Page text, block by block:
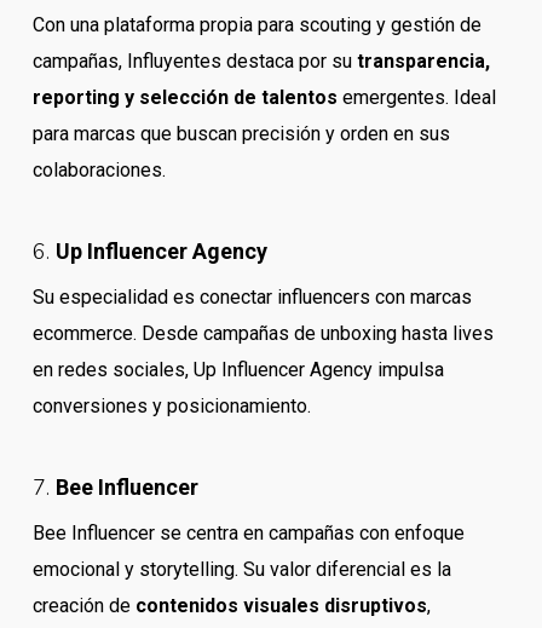
Con una plataforma propia para scouting y gestión de
campañas, Influyentes destaca por su transparencia,
reporting y selección de talentos emergentes. Ideal
para marcas que buscan precisión y orden en sus
colaboraciones.
6. Up Influencer Agency
Su especialidad es conectar influencers con marcas
ecommerce. Desde campañas de unboxing hasta lives
en redes sociales, Up Influencer Agency impulsa
conversiones y posicionamiento.
7. Bee Influencer
Bee Influencer se centra en campañas con enfoque
emocional y storytelling. Su valor diferencial es la
creación de contenidos visuales disruptivos,